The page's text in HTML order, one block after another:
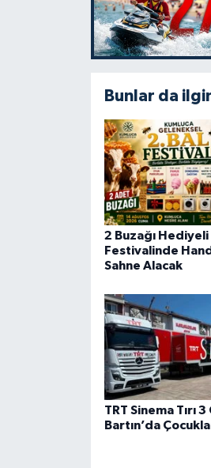
Bunlar da
2 Buzağı Hediyeli
Festivalinde
Sahne Alacak
TRT Sinema Tırı 3
Bartın’da